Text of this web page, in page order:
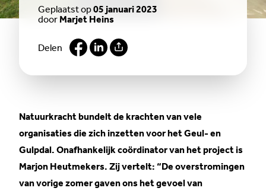
Geplaatst op05 januari 2023
doorMarjet Heins
Delen
Natuurkracht bundelt de krachten van vele
organisaties die zich inzetten voor het Geul- en
Gulpdal. Onafhankelijk coördinator van het project is
Marjon Heutmekers. Zij vertelt: “De overstromingen
van vorige zomer gaven ons het gevoel van